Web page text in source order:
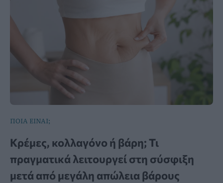
ΠΟΙΑ ΕΙΝΑΙ;
Κρέμες, κολλαγόνο ή βάρη; Τι
πραγματικά λειτουργεί στη σύσφιξη
μετά από μεγάλη απώλεια βάρους